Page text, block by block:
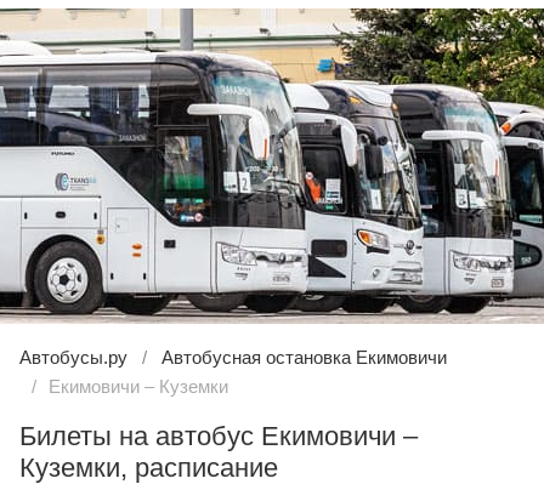
Автобусы.ру
Автобусная остановка Екимовичи
Екимовичи – Куземки
Билеты на автобус Екимовичи –
Куземки, расписание